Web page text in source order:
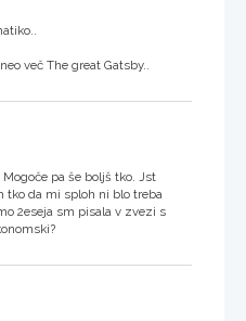
več The great Gatsby..
pa še boljš tko. Jst
tko da mi sploh ni blo treba
2eseja sm pisala v zvezi s